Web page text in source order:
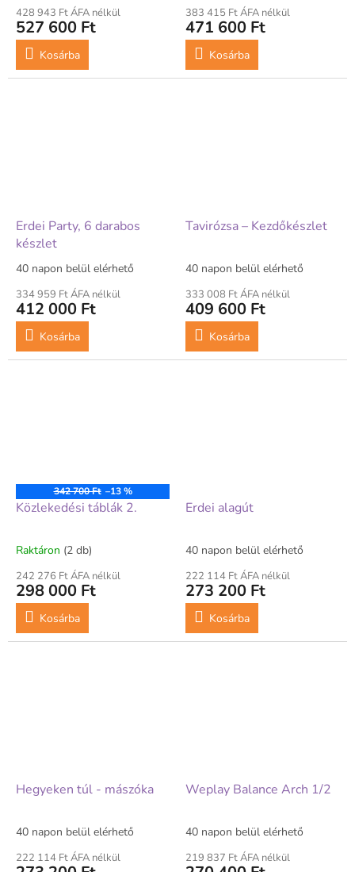
428 943 Ft ÁFA nélkül
527 600 Ft
Kosárba
383 415 Ft ÁFA nélkül
471 600 Ft
Kosárba
Erdei Party, 6 darabos
készlet
40 napon belül elérhető
334 959 Ft ÁFA nélkül
412 000 Ft
Kosárba
Tavirózsa – Kezdőkészlet
40 napon belül elérhető
333 008 Ft ÁFA nélkül
409 600 Ft
Kosárba
342 700 Ft –13 %
Közlekedési táblák 2.
Raktáron (2 db)
242 276 Ft ÁFA nélkül
298 000 Ft
Kosárba
Erdei alagút
40 napon belül elérhető
222 114 Ft ÁFA nélkül
273 200 Ft
Kosárba
Hegyeken túl - mászóka
40 napon belül elérhető
222 114 Ft ÁFA nélkül
Weplay Balance Arch 1/2
40 napon belül elérhető
219 837 Ft ÁFA nélkül